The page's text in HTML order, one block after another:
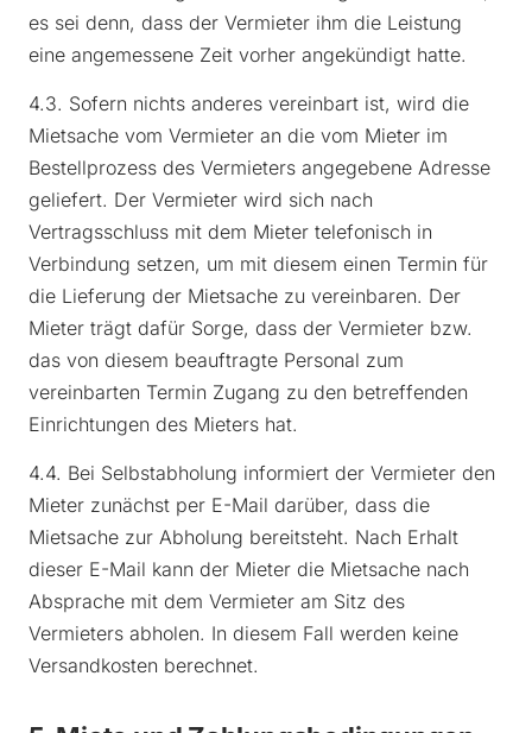
es sei denn, dass der Vermieter ihm die Leistung
eine angemessene Zeit vorher angekündigt hatte.
4.3. Sofern nichts anderes vereinbart ist, wird die
Mietsache vom Vermieter an die vom Mieter im
Bestellprozess des Vermieters angegebene Adresse
geliefert. Der Vermieter wird sich nach
Vertragsschluss mit dem Mieter telefonisch in
Verbindung setzen, um mit diesem einen Termin für
die Lieferung der Mietsache zu vereinbaren. Der
Mieter trägt dafür Sorge, dass der Vermieter bzw.
das von diesem beauftragte Personal zum
vereinbarten Termin Zugang zu den betreffenden
Einrichtungen des Mieters hat.
4.4. Bei Selbstabholung informiert der Vermieter den
Mieter zunächst per E-Mail darüber, dass die
Mietsache zur Abholung bereitsteht. Nach Erhalt
dieser E-Mail kann der Mieter die Mietsache nach
Absprache mit dem Vermieter am Sitz des
Vermieters abholen. In diesem Fall werden keine
Versandkosten berechnet.